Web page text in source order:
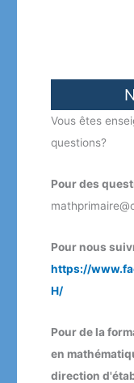
Vous êtes
questions?
Pour des
Pour nous
https://
H/
Pour de la
en
direction